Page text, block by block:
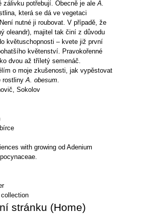
zálivku potřebují. Obecně je aleA.
která se dá ve vegetaci
nutné ji roubovat. V případě, že
oleandr), majitel tak činí z důvodu
květuschopnosti – kvete již první
květenství. Pravokořenné
dvou až tříletý semenáč.
o moje zkušenosti, jak vypěstovat
rostlinyA. obesum.
Sokolov
with growing od Adenium
stránku (Home)